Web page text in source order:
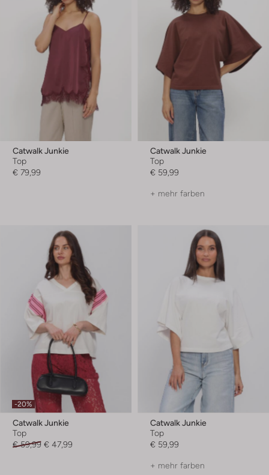
Catwalk Junkie
Top
€ 79,99
Catwalk Junkie
Top
€ 59,99
+ mehr farben
-20%
Catwalk Junkie
Top
€ 59,99 € 47,99
Catwalk Junkie
Top
€ 59,99
+ mehr farben